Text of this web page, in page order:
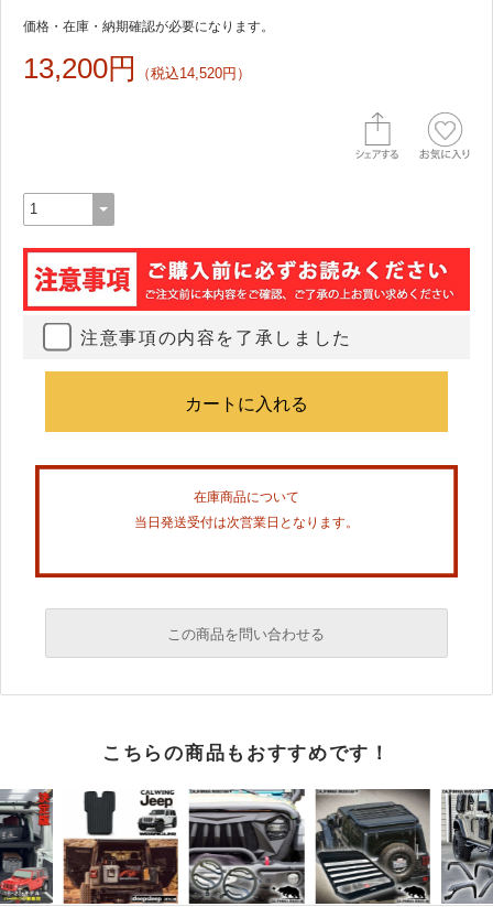
価格・在庫・納期確認が必要になります。
13,200円 （税込14,520円）
注意事項の内容を了承しました
在庫商品について
当日発送受付は次営業日となります。
この商品を問い合わせる
必須
こちらの商品もおすすめです！